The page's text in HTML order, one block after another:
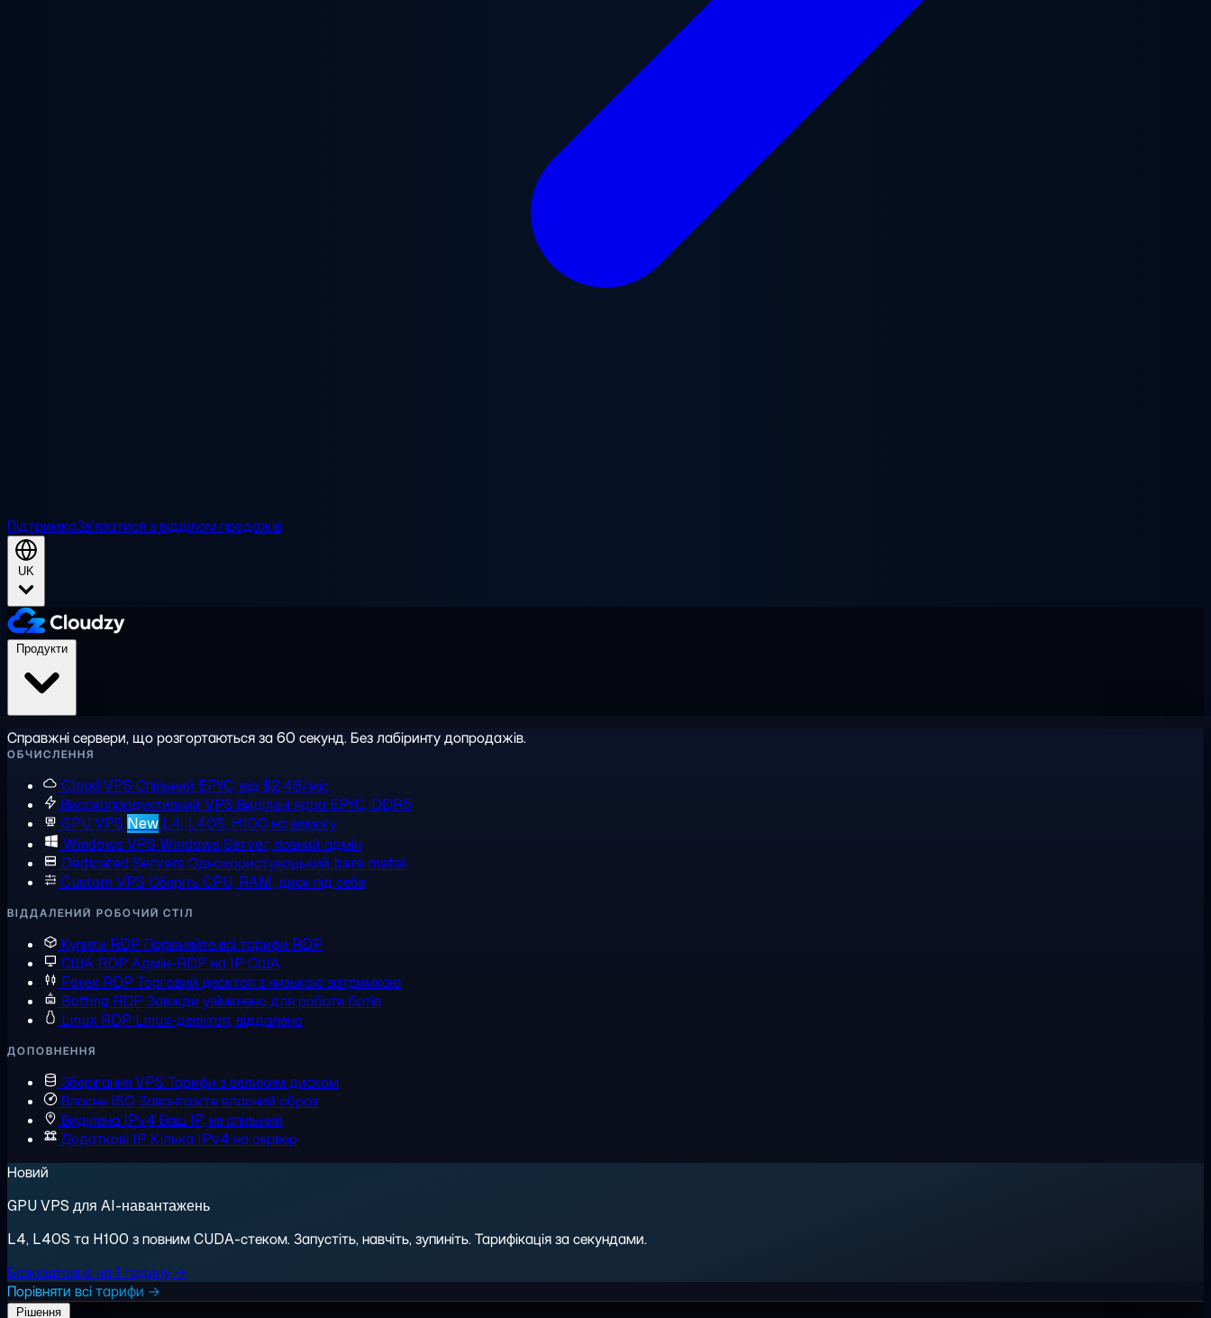
ПідтримкаЗв'язатися з відділом продажів
UK
Справжні сервери, що розгортаються за 60 секунд. Без лабіринту допродажів.
ОБЧИСЛЕННЯ
Cloud VPS Спільний EPYC, від $2,48/міс
Високопродуктивний VPS Виділені ядра EPYC, DDR5
GPU VPS New L4, L40S, H100 на вимогу
Windows VPS Windows Server, повний адмін
Dedicated Servers Однокористувацький bare metal
Custom VPS Оберіть CPU, RAM, диск під себе
ВІДДАЛЕНИЙ РОБОЧИЙ СТІЛ
Купити RDP Порівняйте всі тарифи RDP
США RDP Адмін-RDP на IP США
Forex RDP Торговий десктоп з низькою затримкою
Botting RDP Завжди увімкнено для роботи ботів
Linux RDP Linux-десктоп, віддалено
ДОПОВНЕННЯ
Зберігання VPS Тарифи з великим диском
Власне ISO Завантажте власний образ
Виділена IPv4 Ваш IP, не спільний
Додаткові IP Кілька IPv4 на сервер
Новий
GPU VPS для AI-навантажень
L4, L40S та H100 з повним CUDA-стеком. Запустіть, навчіть, зупиніть. Тарифікація за секундами.
Безкоштовно на 1 годину →
Порівняти всі тарифи →